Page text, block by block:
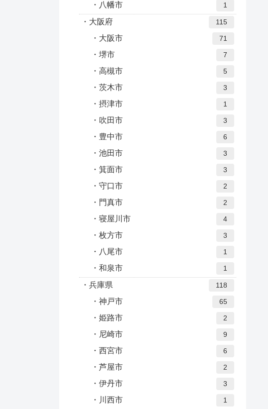
八幡市 1
大阪府 115
大阪市 71
堺市 7
高槻市 5
茨木市 3
摂津市 1
吹田市 3
豊中市 6
池田市 3
箕面市 3
守口市 2
門真市 2
寝屋川市 4
枚方市 3
八尾市 1
和泉市 1
兵庫県 118
神戸市 65
姫路市 2
尼崎市 9
西宮市 6
芦屋市 2
伊丹市 3
川西市 1